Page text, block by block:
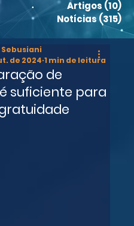
Artigos (10)
Notícias (315)
de
suficiente para
de 2024 1 min de leitura